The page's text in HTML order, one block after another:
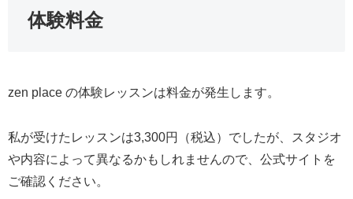
体験料金
zen place の体験レッスンは料金が発生します。
私が受けたレッスンは3,300円（税込）でしたが、スタジオ
や内容によって異なるかもしれませんので、公式サイトを
ご確認ください。